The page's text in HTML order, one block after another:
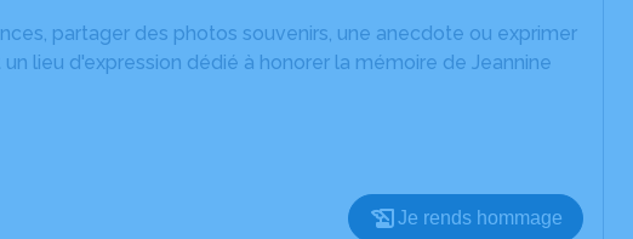
partager des photos souvenirs, une anecdote ou exprimer
lieu d'expression dédié à honorer la mémoire de Jeannine
Je rends hommage